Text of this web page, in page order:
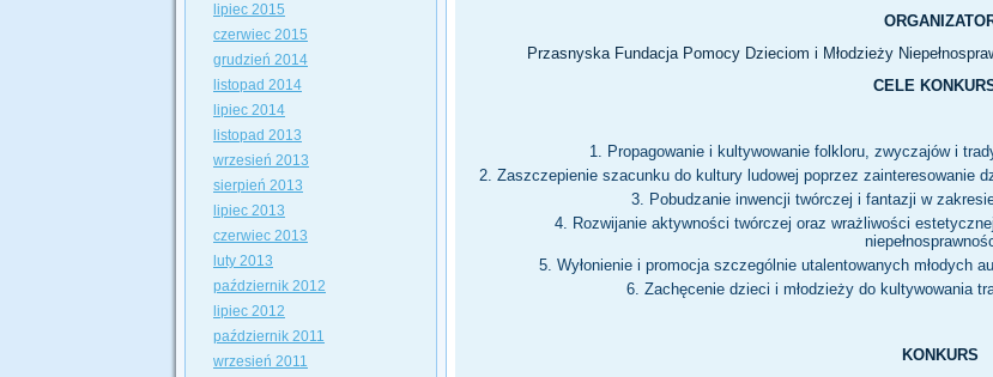
lipiec 2015
czerwiec 2015
grudzień 2014
listopad 2014
lipiec 2014
listopad 2013
wrzesień 2013
sierpień 2013
lipiec 2013
czerwiec 2013
luty 2013
październik 2012
lipiec 2012
październik 2011
wrzesień 2011
Przasnyska Fundacja Pomocy Dzieciom i Młodzieży
CELE
Propagowanie i kultywowanie folkloru, zwyczajów i
Zaszczepienie szacunku do kultury ludowej poprzez zainteresowanie
Pobudzanie inwencji twórczej i fantazji w
Rozwijanie aktywności twórczej oraz wrażliwości
Wyłonienie i promocja szczególnie utalentowanych młodych
Zachęcenie dzieci i młodzieży do kultywowania
KONKURS